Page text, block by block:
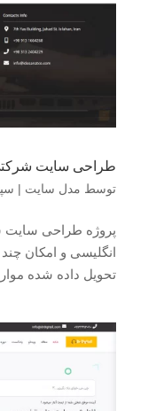
طراحی سایت
توسط مدل سایت |
پروژه طراحی سایت
تحویل داده شده